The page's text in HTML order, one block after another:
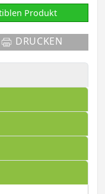
Produkt
DRUCKEN